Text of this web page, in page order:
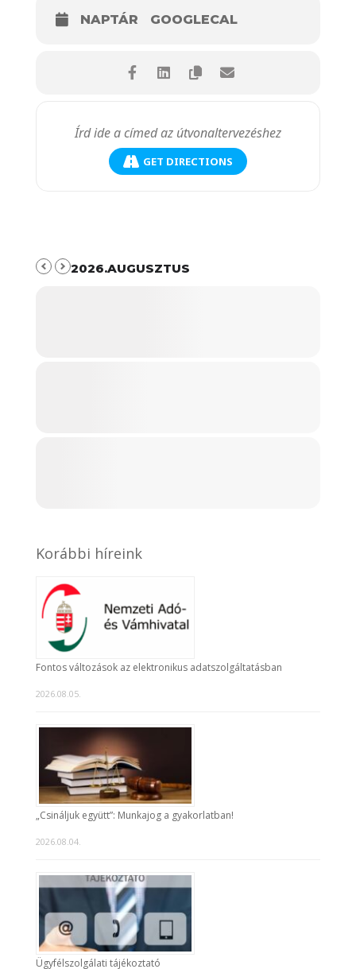
NAPTÁR GOOGLECAL
GET DIRECTIONS
2026.AUGUSZTUS
Korábbi híreink
Fontos változások az elektronikus adatszolgáltatásban
2026.08.05.
„Csináljuk együtt”: Munkajog a gyakorlatban!
2026.08.04.
Ügyfélszolgálati tájékoztató